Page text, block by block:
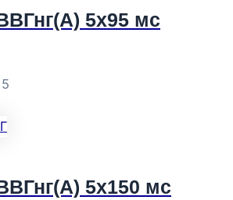
5х95 мс
5х150 мс